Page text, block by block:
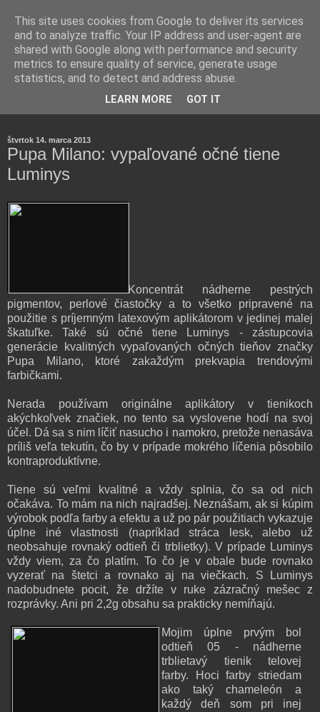
rozoberá témy o zdraví, živote a všetko možné.
štvrtok 14. marca 2013
Pupa Milano: vypaľované očné tiene
Luminys
Koncentrát nádherne pestrých
pigmentov, perlové čiastočky a to všetko pripravené na
použitie s príjemným latexovým aplikátorom v jedinej malej
škatuľke. Také sú očné tiene Luminys - zástupcovia
generácie kvalitných vypaľovaných očných tieňov značky
Pupa Milano, ktoré zakaždým prekvapia trendovými
farbičkami.
Nerada používam originálne aplikátory v tienikoch
akýchkoľvek značiek, no tento sa vyslovene hodí na svoj
účel. Dá sa s nim líčiť nasucho i namokro, pretože nenasáva
príliš veľa tekutín, čo by v prípade mokrého líčenia pôsobilo
kontraproduktívne.
Tiene sú veľmi kvalitné a vždy splnia, čo sa od nich
očakáva. To mám na nich najradšej. Neznášam, ak si kúpim
výrobok podľa farby a efektu a už po pár použitiach vykazuje
úplne iné vlastnosti (napríklad stráca lesk, alebo už
neobsahuje rovnaký odtieň či trblietky). V prípade Luminys
vždy viem, za čo platím. To čo je v obale bude rovnako
vyzerať na štetci a rovnako aj na viečkach. S Luminys
nadobudnete pocit, že držíte v ruke zázračný mešec z
rozprávky. Ani pri 2,2g obsahu sa prakticky nemíňajú.
Mojim úplne prvým bol
odtieň 05 - nádherne
trblietavý tienik telovej
farby. Hoci farby striedam
ako taký chameleón a
každý deň som pri inej
This site uses cookies from Google to deliver its services
and to analyze traffic. Your IP address and user-agent are
shared with Google along with performance and security
metrics to ensure quality of service, generate usage
statistics, and to detect and address abuse.
LEARN MORE GOT IT